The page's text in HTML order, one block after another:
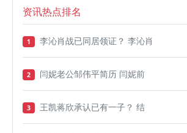
资讯热点排名
1 李沁肖战已同居领证？ 李沁肖
2 闫妮老公邹伟平简历 闫妮前
3 王凯蒋欣承认已有一子？ 结